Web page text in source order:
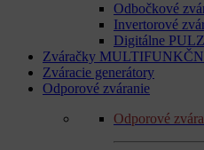
Odbočkové
Invertorové
Digitálne
Zváračky
Zváracie generátory
Odporové zváranie
Odporové